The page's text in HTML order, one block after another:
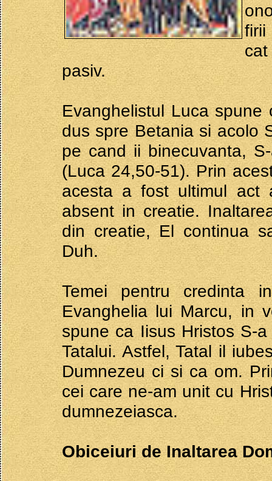
pasiv.
Evanghelistul Luca
dus spre Betania si acolo
pe cand ii binecuvanta,
(Luca 24,50-51). Prin
acesta a fost ultimul act
absent in creatie.
din creatie, El continua
Duh.
Temei pentru credinta
Evanghelia lui Marcu, in
spune ca Iisus Hristos S-
Tatalui. Astfel, Tatal il
Dumnezeu ci si ca om.
cei care ne-am unit cu
dumnezeiasca.
Obiceiuri de Inaltarea